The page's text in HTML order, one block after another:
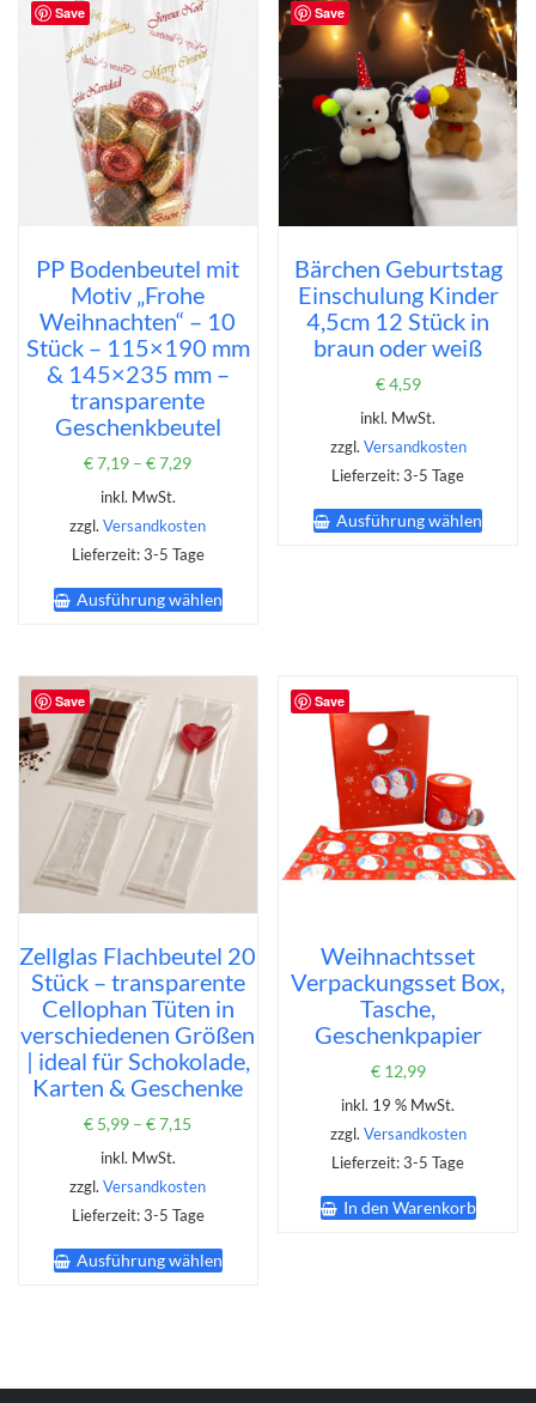
Save
PP Bodenbeutel mit
Motiv „Frohe
Weihnachten“ – 10
Stück – 115×190 mm
& 145×235 mm –
transparente
Geschenkbeutel
€7,19 –€7,29
inkl. MwSt.
zzgl.Versandkosten
Lieferzeit: 3-5 Tage
Ausführung wählenProdukt
Varianten
auf.
Die
Optionen
können
Produktseite
Save
Bärchen Geburtstag
Einschulung Kinder
4,5cm 12 Stück in
braun oder weiß
€4,59
inkl. MwSt.
zzgl. Versandkosten
Lieferzeit:3-5 Tage
Ausführung wählen
Save
Zellglas Flachbeutel 20
Stück – transparente
Cellophan Tüten in
verschiedenen Größen
| ideal für Schokolade,
Karten & Geschenke
€ 5,99 –€7,15
inkl. MwSt.
zzgl.Versandkosten
Lieferzeit: 3-5 Tage
Ausführung wählenProdukt
Die
Save
Weihnachtsset
Verpackungsset Box,
Tasche,
Geschenkpapier
€12,99
inkl. 19 % MwSt.
zzgl. Versandkosten
Lieferzeit:3-5 Tage
In den Warenkorb